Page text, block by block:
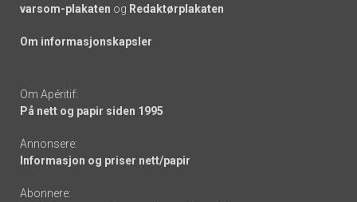
varsom-plakaten og Redaktørplakaten
Om informasjonskapsler
Om Apéritif:
På nett og papir siden 1995
Annonsere:
Informasjon og priser nett/papir
Abonnere: